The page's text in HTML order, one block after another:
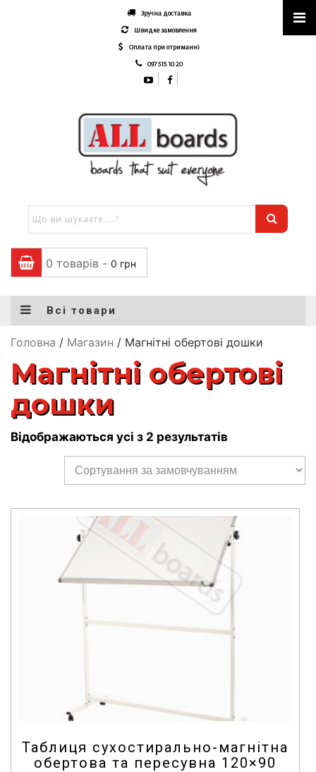
Зручна доставка
Швидке замовлення
Оплата при отриманні
097 515 10 20
0 товарів - 0 грн
Всі товари
Головна / Магазин / Магнітні обертові дошки
Магнітні обертові
дошки
Відображаються усі з 2 результатів
Таблиця сухостирально-магнітна
обертова та пересувна 120×90